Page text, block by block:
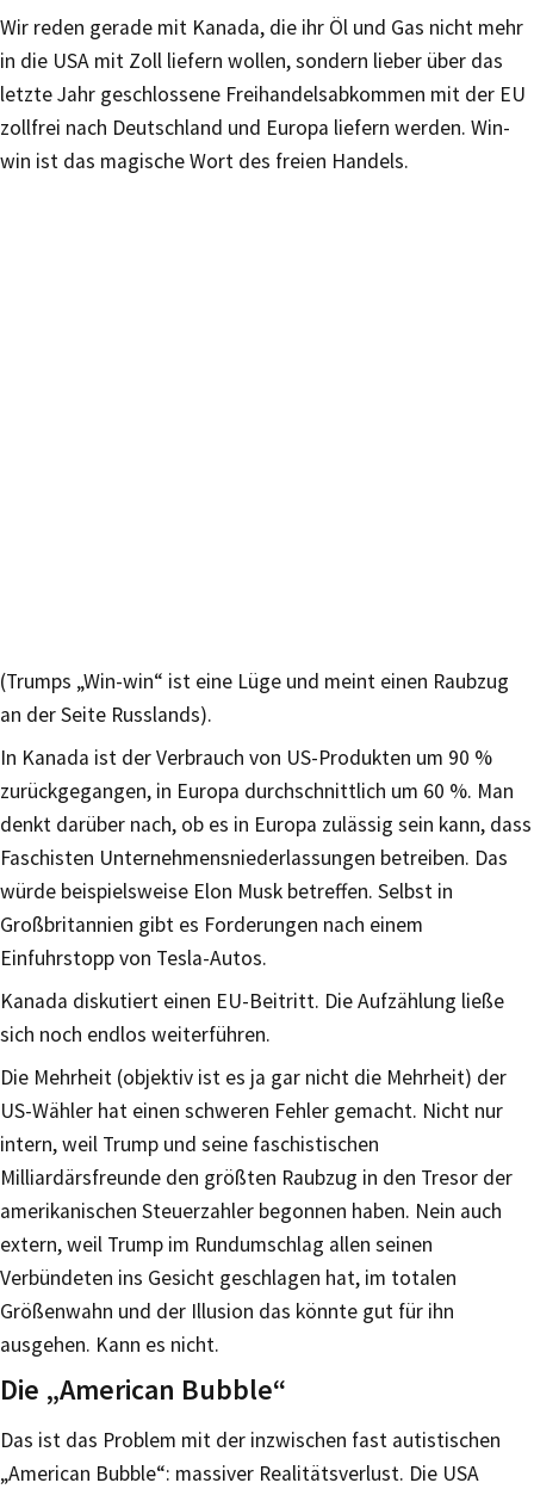
Wir reden gerade mit Kanada, die ihr Öl und Gas nicht mehr
in die USA mit Zoll liefern wollen, sondern lieber über das
letzte Jahr geschlossene Freihandelsabkommen mit der EU
zollfrei nach Deutschland und Europa liefern werden. Win-
win ist das magische Wort des freien Handels.
(Trumps „Win-win“ ist eine Lüge und meint einen Raubzug
an der Seite Russlands).
In Kanada ist der Verbrauch von US-Produkten um 90 %
zurückgegangen, in Europa durchschnittlich um 60 %. Man
denkt darüber nach, ob es in Europa zulässig sein kann, dass
Faschisten Unternehmensniederlassungen betreiben. Das
würde beispielsweise Elon Musk betreffen. Selbst in
Großbritannien gibt es Forderungen nach einem
Einfuhrstopp von Tesla-Autos.
Kanada diskutiert einen EU-Beitritt. Die Aufzählung ließe
sich noch endlos weiterführen.
Die Mehrheit (objektiv ist es ja gar nicht die Mehrheit) der
US-Wähler hat einen schweren Fehler gemacht. Nicht nur
intern, weil Trump und seine faschistischen
Milliardärsfreunde den größten Raubzug in den Tresor der
amerikanischen Steuerzahler begonnen haben. Nein auch
extern, weil Trump im Rundumschlag allen seinen
Verbündeten ins Gesicht geschlagen hat, im totalen
Größenwahn und der Illusion das könnte gut für ihn
ausgehen. Kann es nicht.
Die „American Bubble“
Das ist das Problem mit der inzwischen fast autistischen
„American Bubble“: massiver Realitätsverlust. Die USA